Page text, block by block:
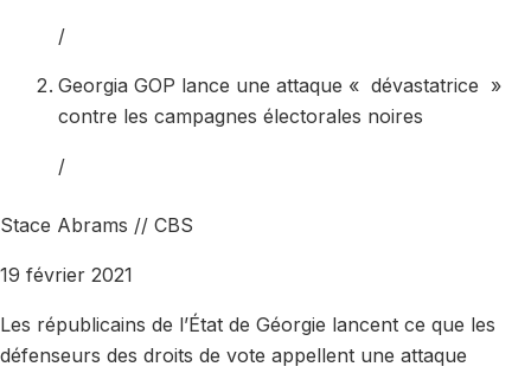
/
Georgia GOP lance une attaque « dévastatrice »
contre les campagnes électorales noires
/
Stace Abrams // CBS
19 février 2021
Les républicains de l’État de Géorgie lancent ce que les
défenseurs des droits de vote appellent une attaque